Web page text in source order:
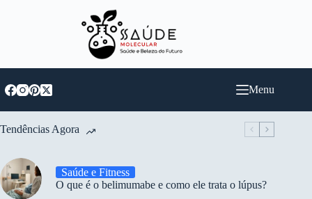
Menu
Tendências Agora
Saúde e Fitness
O que é o belimumabe e como ele trata o lúpus?